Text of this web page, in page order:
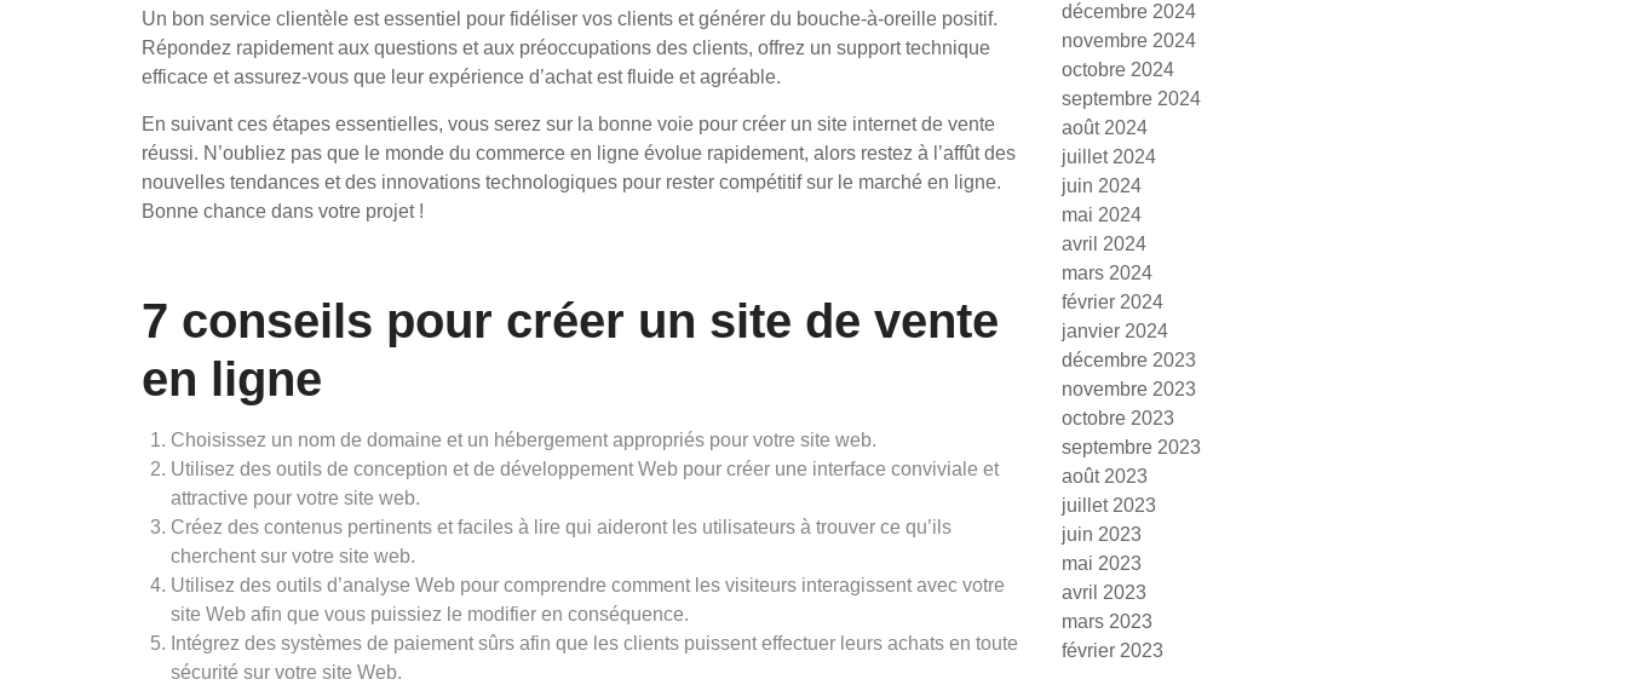
Un bon service clientèle est essentiel pour fidéliser vos clients et générer du bouche-à-oreille positif.
Répondez rapidement aux questions et aux préoccupations des clients, offrez un support technique
efficace et assurez-vous que leur expérience d’achat est fluide et agréable.
En suivant ces étapes essentielles, vous serez sur la bonne voie pour créer un site internet de vente
réussi. N’oubliez pas que le monde du commerce en ligne évolue rapidement, alors restez à l’affût des
nouvelles tendances et des innovations technologiques pour rester compétitif sur le marché en ligne.
Bonne chance dans votre projet !
7 conseils pour créer un site de vente
en ligne
Choisissez un nom de domaine et un hébergement appropriés pour votre site web.
Utilisez des outils de conception et de développement Web pour créer une interface conviviale et
attractive pour votre site web.
Créez des contenus pertinents et faciles à lire qui aideront les utilisateurs à trouver ce qu’ils
cherchent sur votre site web.
Utilisez des outils d’analyse Web pour comprendre comment les visiteurs interagissent avec votre
site Web afin que vous puissiez le modifier en conséquence.
Intégrez des systèmes de paiement sûrs afin que les clients puissent effectuer leurs achats en toute
sécurité sur votre site Web.
décembre 2024
novembre 2024
octobre 2024
septembre 2024
août 2024
juillet 2024
juin 2024
mai 2024
avril 2024
mars 2024
février 2024
janvier 2024
décembre 2023
novembre 2023
octobre 2023
septembre 2023
août 2023
juillet 2023
juin 2023
mai 2023
avril 2023
mars 2023
février 2023